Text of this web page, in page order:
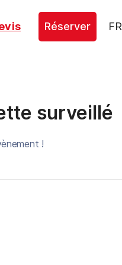
Réserver FR
surveillé
!